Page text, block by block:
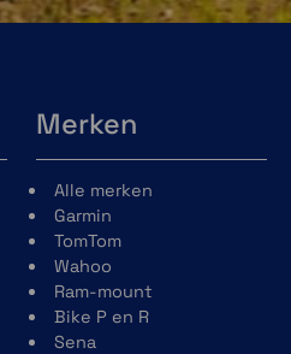
Merken
Alle merken
Garmin
TomTom
Wahoo
Ram-mount
Bike P en R
Sena